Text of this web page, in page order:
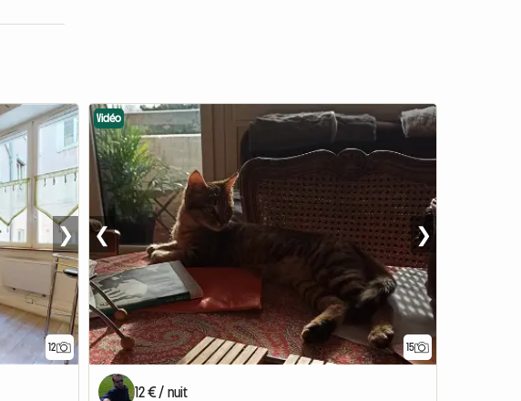
12
❯
15
Vidéo
❮ ❯
12 € / nuit